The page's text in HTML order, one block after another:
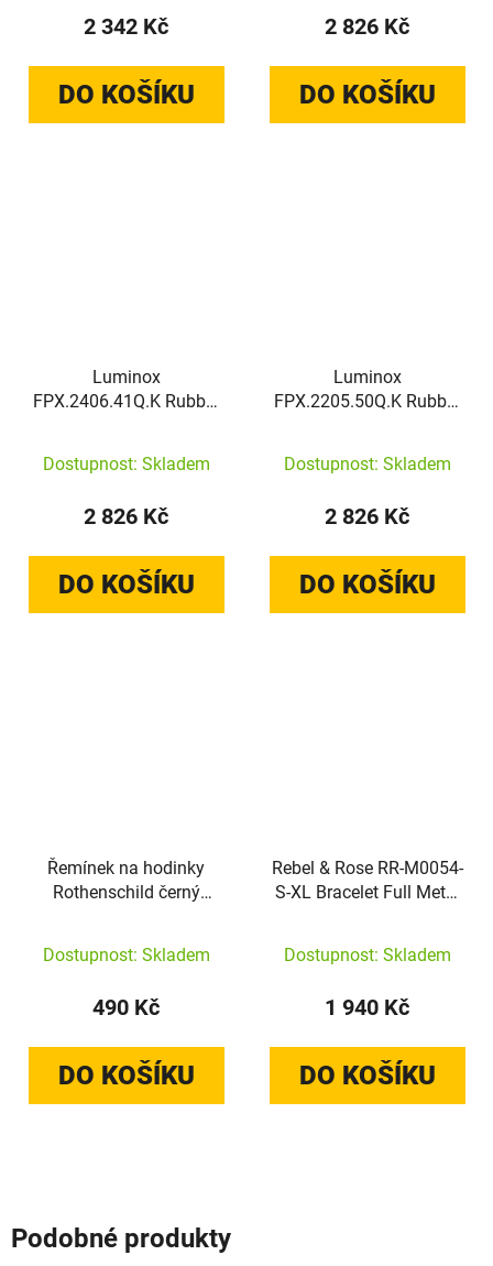
2 342 Kč
DO KOŠÍKU
2 826 Kč
DO KOŠÍKU
Luminox
FPX.2406.41Q.K Rubber
Dostupnost: Skladem
2 826 Kč
DO KOŠÍKU
Luminox
FPX.2205.50Q.K Rubber
Dostupnost: Skladem
2 826 Kč
DO KOŠÍKU
Řemínek na hodinky
Rothenschild černý
Dostupnost: Skladem
490 Kč
DO KOŠÍKU
Rebel & Rose RR-M0054-
S-XL Bracelet Full Metal
Dostupnost: Skladem
1 940 Kč
DO KOŠÍKU
Podobné produkty